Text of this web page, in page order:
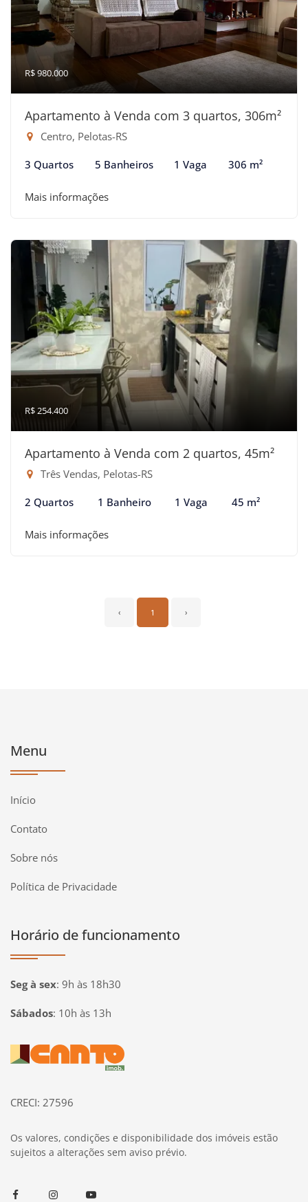
R$ 980.000
Apartamento à Venda com 3 quartos, 306m²
Centro, Pelotas-RS
3 Quartos 5 Banheiros 1 Vaga 306 m²
Mais informações
R$ 254.400
Apartamento à Venda com 2 quartos, 45m²
Três Vendas, Pelotas-RS
2 Quartos 1 Banheiro 1 Vaga 45 m²
Mais informações
‹ 1 ›
Menu
Início
Contato
Sobre nós
Política de Privacidade
Horário de funcionamento
Seg à sex: 9h às 18h30
Sábados: 10h às 13h
Página inicial
CRECI: 27596
Os valores, condições e disponibilidade dos imóveis estão
sujeitos a alterações sem aviso prévio.
FacebookInstagramYoutube